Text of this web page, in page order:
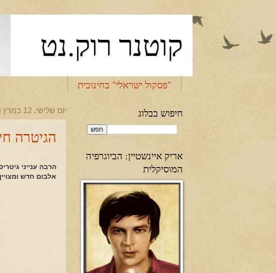
קוטנר רוק.נט
"פסקול ישראלי" בחינוכית
יום שלישי, 12 במרץ 2013
הגיטרה
הרבה ענייני
אלבום חדש
חיפוש בבלוג
אריק איינשטיין: הביוגרפיה
המוסיקלית